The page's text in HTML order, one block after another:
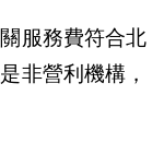
服務費符合北
非營利機構，